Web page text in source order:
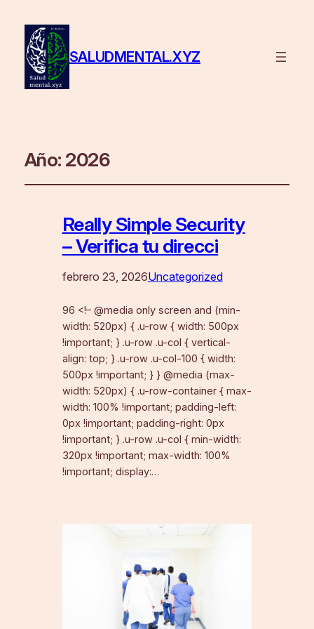
SALUDMENTAL.XYZ
Año: 2026
Really Simple Security
– Verifica tu direcci
febrero 23, 2026Uncategorized
96 <!– @media only screen and (min-
width: 520px) { .u-row { width: 500px
!important; } .u-row .u-col { vertical-
align: top; } .u-row .u-col-100 { width:
500px !important; } } @media (max-
width: 520px) { .u-row-container { max-
width: 100% !important; padding-left:
0px !important; padding-right: 0px
!important; } .u-row .u-col { min-width:
320px !important; max-width: 100%
!important; display:…